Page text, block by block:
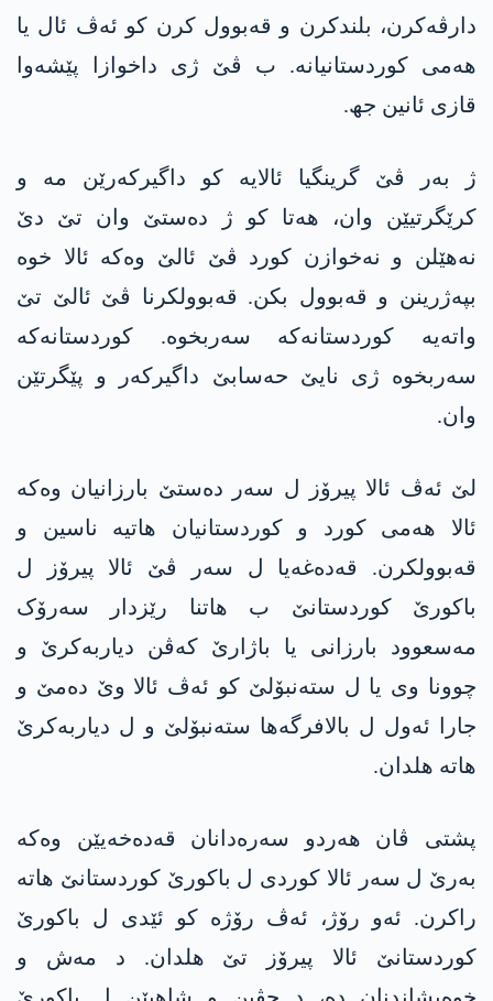
دارڤەکرن، بلندکرن و قەبوول کرن کو ئەڤ ئال یا
ھەمی کوردستانیانە. ب ڤێ ژی داخوازا پێشەوا
قازی ئانین جھ.
ژ بەر ڤێ گرینگیا ئالایە کو داگیرکەرێن مە و
کرێگرتیێن وان، ھەتا کو ژ دەستێ وان تێ دێ
نەھێلن و نەخوازن کورد ڤێ ئالێ وەکە ئالا خوە
بپەژرینن و قەبوول بکن. قەبوولکرنا ڤێ ئالێ تێ
واتەیە کوردستانەکە سەربخوە. کوردستانەکە
سەربخوە ژی نایێ حەسابێ داگیرکەر و پێگرتێن
وان.
لێ ئەڤ ئالا پیرۆز ل سەر دەستێ بارزانیان وەکە
ئالا ھەمی کورد و کوردستانیان ھاتیە ناسین و
قەبوولکرن. قەدەغەیا ل سەر ڤێ ئالا پیرۆز ل
باکورێ کوردستانێ ب ھاتنا رێزدار سەرۆک
مەسعوود بارزانی یا باژارێ کەڤن دیاربەکرێ و
چوونا وی یا ل ستەنبۆلێ کو ئەڤ ئالا وێ دەمێ و
جارا ئەول ل بالافرگەھا ستەنبۆلێ و ل دیاربەکرێ
ھاتە ھلدان.
پشتی ڤان ھەردو سەرەدانان قەدەخەیێن وەکە
بەرێ ل سەر ئالا کوردی ل باکورێ کوردستانێ ھاتە
راکرن. ئەو رۆژ، ئەڤ رۆژە کو ئێدی ل باکورێ
کوردستانێ ئالا پیرۆز تێ ھلدان. د مەش و